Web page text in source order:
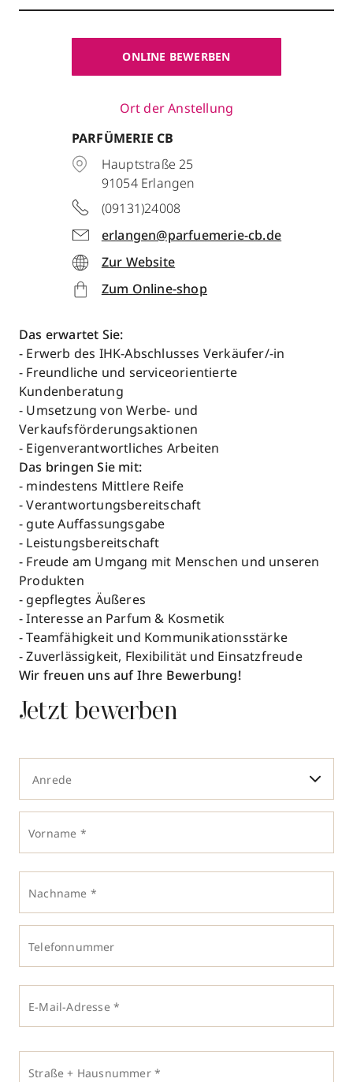
ONLINE BEWERBEN
Ort der Anstellung
PARFÜMERIE CB
Hauptstraße 25
91054 Erlangen
(09131)24008
erlangen@parfuemerie-cb.de
Zur Website
Zum Online-shop
Das erwartet Sie:
- Erwerb des IHK-Abschlusses Verkäufer/-in
- Freundliche und serviceorientierte
Kundenberatung
- Umsetzung von Werbe- und
Verkaufsförderungsaktionen
- Eigenverantwortliches Arbeiten
Das bringen Sie mit:
- mindestens Mittlere Reife
- Verantwortungsbereitschaft
- gute Auffassungsgabe
- Leistungsbereitschaft
- Freude am Umgang mit Menschen und unseren
Produkten
- gepflegtes Äußeres
- Interesse an Parfum & Kosmetik
- Teamfähigkeit und Kommunikationsstärke
- Zuverlässigkeit, Flexibilität und Einsatzfreude
Wir freuen uns auf Ihre Bewerbung!
Jetzt bewerben
Anrede
Vorname *
Nachname *
Telefonnummer
E-Mail-Adresse *
Straße + Hausnummer *